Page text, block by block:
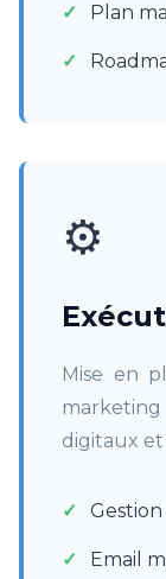
Plan
⚙️
Mise en
digitaux
Email